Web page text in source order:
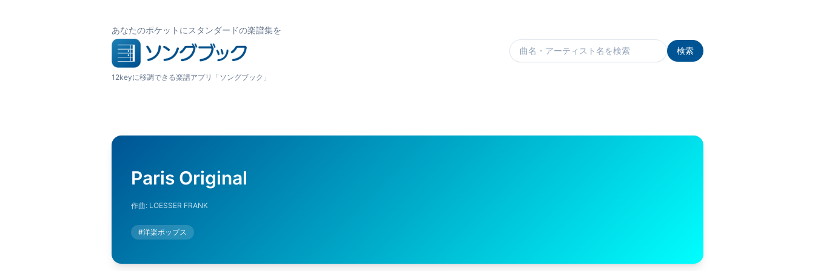
あなたのポケットにスタンダードの楽譜集を
12keyに移調できる楽譜アプリ「ソングブック」
楽曲を検索
検索
Paris Original
作曲: LOESSER FRANK
#洋楽ポップス